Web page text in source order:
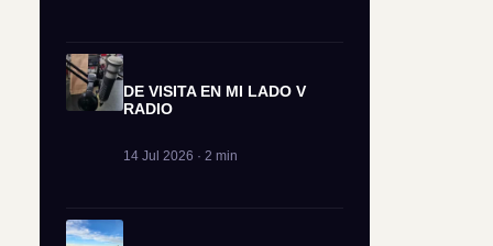
DE VISITA EN MI LADO V
RADIO
14 Jul 2026 · 2 min